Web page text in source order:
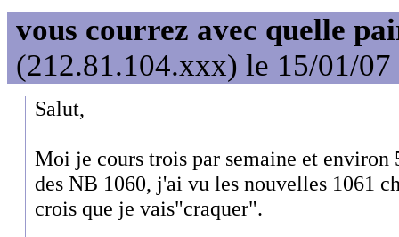
vous courrez avec quelle
(212.81.104.xxx) le 15/01/07
Salut,
Moi je cours trois par semaine et environ
des NB 1060, j'ai vu les nouvelles 1061
crois que je vais"craquer".